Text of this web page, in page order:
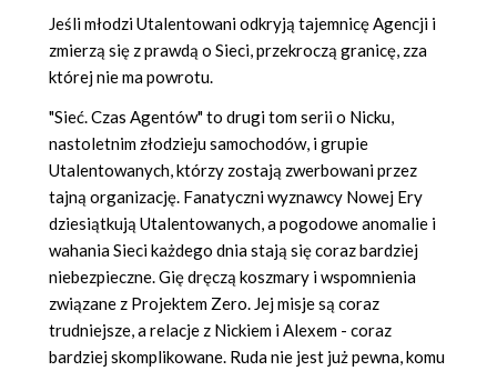
Jeśli młodzi Utalentowani odkryją tajemnicę Agencji i
zmierzą się z prawdą o Sieci, przekroczą granicę, zza
której nie ma powrotu.
"Sieć. Czas Agentów" to drugi tom serii o Nicku,
nastoletnim złodzieju samochodów, i grupie
Utalentowanych, którzy zostają zwerbowani przez
tajną organizację. Fanatyczni wyznawcy Nowej Ery
dziesiątkują Utalentowanych, a pogodowe anomalie i
wahania Sieci każdego dnia stają się coraz bardziej
niebezpieczne. Gię dręczą koszmary i wspomnienia
związane z Projektem Zero. Jej misje są coraz
trudniejsze, a relacje z Nickiem i Alexem - coraz
bardziej skomplikowane. Ruda nie jest już pewna, komu